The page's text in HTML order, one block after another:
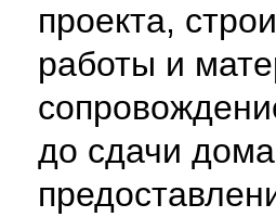
проекта,
работы и
до сдачи